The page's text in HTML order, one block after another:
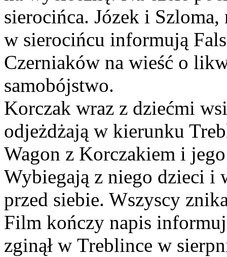
sierocińca. Józek i
w sierocińcu informują
Czerniaków na wieść o
samobójstwo.
Korczak wraz z dziećmi
odjeżdżają w kierunku
Wagon z Korczakiem i jego
Wybiegają z niego dzieci i
przed siebie. Wszyscy
Film kończy napis
zginął w Treblince w